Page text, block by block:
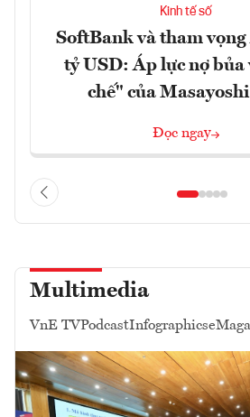
Kinh tế số
SoftBank và tham
tỷ USD: Áp lực nợ bủa
chế" của
Đọc ngay
Multimedia
VnE TVPodcastInfographics